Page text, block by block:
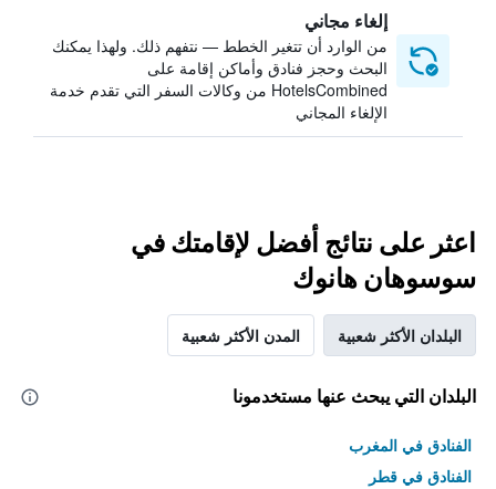
إلغاء مجاني
من الوارد أن تتغير الخطط — نتفهم ذلك. ولهذا يمكنك
البحث وحجز فنادق وأماكن إقامة على
HotelsCombined من وكالات السفر التي تقدم خدمة
الإلغاء المجاني
اعثر على نتائج أفضل لإقامتك في
سوسوهان هانوك
البلدان الأكثر شعبية المدن الأكثر شعبية
البلدان التي يبحث عنها مستخدمونا
الفنادق في المغرب
الفنادق في قطر